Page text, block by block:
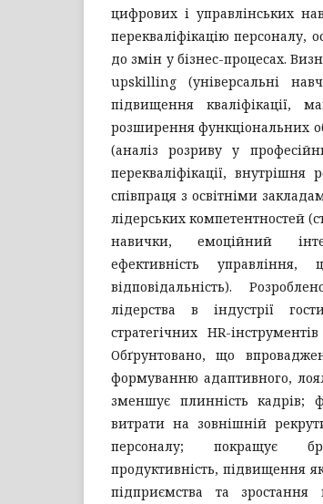
цифрових і управлінських
перекваліфікацію персоналу,
до змін у бізнес-процесах.
upskilling (універсальні
підвищення кваліфікації,
розширення функціональних
(аналіз розриву у
перекваліфікації, внутрішня
співпраця з освітніми
лідерських компетентностей
навички, емоційний
ефективність управління,
відповідальність).
лідерства в індустрії
стратегічних HR-
Обґрунтовано, що
формуванню адаптивного,
зменшує плинність кадрів;
витрати на зовнішній
персоналу; покращує
продуктивність, підвищення
підприємства та зростання